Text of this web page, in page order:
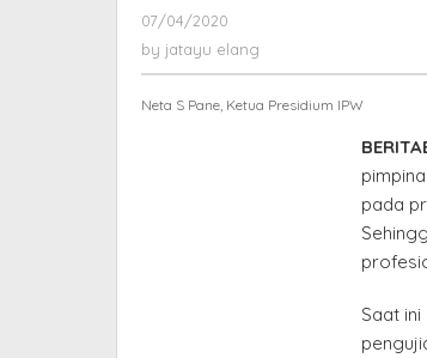
KPK
07/04/2020
jatayu
by jatayu elang
Neta S Pane, Ketua Presidium IPW
pada
Saat